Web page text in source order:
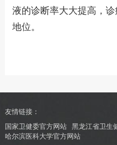
液的诊断率大大提高，
地位。
友情链接：
国家卫健委官方网站
黑龙江省卫生
哈尔滨医科大学官方网站